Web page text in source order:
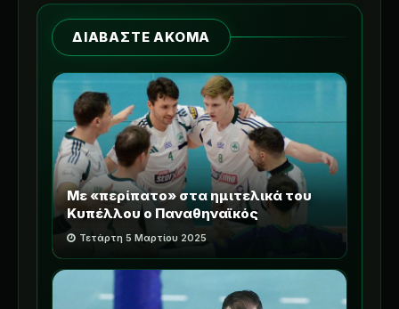
ΔΙΑΒΑΣΤΕ ΑΚΟΜΑ
Με «περίπατο» στα ημιτελικά του
Κυπέλλου ο Παναθηναϊκός
Τετάρτη 5 Μαρτίου 2025